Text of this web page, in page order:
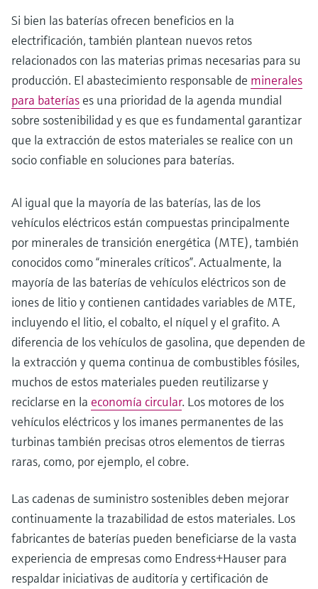
Si bien las baterías ofrecen beneficios en la
electrificación, también plantean nuevos retos
relacionados con las materias primas necesarias para su
producción. El abastecimiento responsable de minerales
para baterías es una prioridad de la agenda mundial
sobre sostenibilidad y es que es fundamental garantizar
que la extracción de estos materiales se realice con un
socio confiable en soluciones para baterías.
Al igual que la mayoría de las baterías, las de los
vehículos eléctricos están compuestas principalmente
por minerales de transición energética (MTE), también
conocidos como “minerales críticos”. Actualmente, la
mayoría de las baterías de vehículos eléctricos son de
iones de litio y contienen cantidades variables de MTE,
incluyendo el litio, el cobalto, el níquel y el grafito. A
diferencia de los vehículos de gasolina, que dependen de
la extracción y quema continua de combustibles fósiles,
muchos de estos materiales pueden reutilizarse y
reciclarse en la economía circular. Los motores de los
vehículos eléctricos y los imanes permanentes de las
turbinas también precisas otros elementos de tierras
raras, como, por ejemplo, el cobre.
Las cadenas de suministro sostenibles deben mejorar
continuamente la trazabilidad de estos materiales. Los
fabricantes de baterías pueden beneficiarse de la vasta
experiencia de empresas como Endress+Hauser para
respaldar iniciativas de auditoría y certificación de